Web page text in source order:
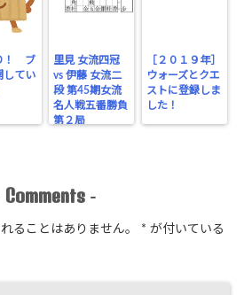
！ ブ
してい
里見 女流四冠
vs 伊藤 女流二
段 第45期女流
名人戦五番勝負
第２局
［２０１９年］
ウォーズとクエ
ストに登録しま
した！
Comments -
ることはありません。 * が付いている